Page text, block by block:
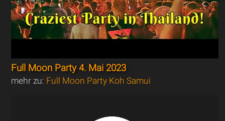
Full Moon Party 4. Mai 2023
mehr zu: Full Moon Party Koh Samui